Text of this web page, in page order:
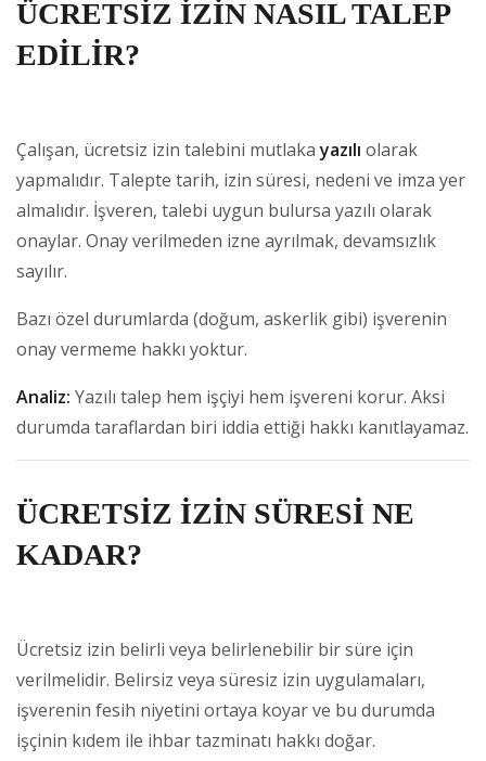
ÜCRETSİZ İZİN NASIL TALEP
EDİLİR?
Çalışan, ücretsiz izin talebini mutlakayazılı olarak
yapmalıdır. Talepte tarih, izin süresi, nedeni ve imza yer
almalıdır. İşveren, talebi uygun bulursa yazılı olarak
onaylar. Onay verilmeden izne ayrılmak, devamsızlık
sayılır.
Bazı özel durumlarda (doğum, askerlik gibi) işverenin
onay vermeme hakkı yoktur.
Analiz: Yazılı talep hem işçiyi hem işvereni korur. Aksi
durumda taraflardan biri iddia ettiği hakkı kanıtlayamaz.
ÜCRETSİZ İZİN SÜRESİ NE
KADAR?
Ücretsiz izin belirli veya belirlenebilir bir süre için
verilmelidir. Belirsiz veya süresiz izin uygulamaları,
işverenin fesih niyetini ortaya koyar ve bu durumda
işçinin kıdem ile ihbar tazminatı hakkı doğar.